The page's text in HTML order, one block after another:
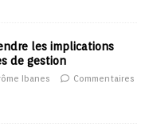
les implications
de gestion
Ibanes
Commentaires